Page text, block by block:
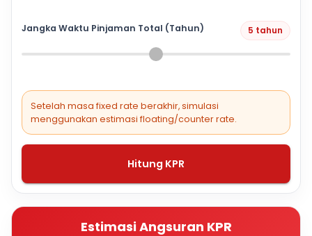
Jangka Waktu Pinjaman Total (Tahun) 5 tahun
Setelah masa fixed rate berakhir, simulasi
menggunakan estimasi floating/counter rate.
Hitung KPR
Estimasi Angsuran KPR